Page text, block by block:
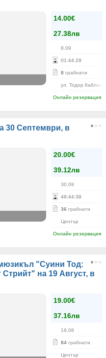
14.00€
27.38лв
8.09
01 :44:28
8 грабнати
ул. Тодор
Онлайн резервация
30 Септември, в
20.00€
39.12лв
30.09
49:44:39
36 грабнати
Център
Онлайн резервация
"Суини Тод:
на 19 Август, в
19.00€
37.16лв
19.08
84 грабнати
Център